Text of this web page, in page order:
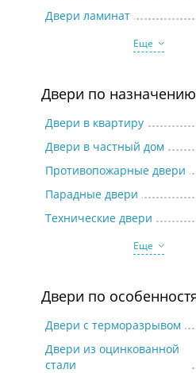
Двери ламинат
Еще
Двери по назначению
Двери в квартиру
Двери в частный дом
Противопожарные двери
Парадные двери
Технические двери
Еще
Двери по
Двери с терморазрывом
Двери из оцинкованной
стали